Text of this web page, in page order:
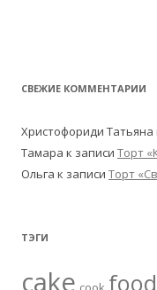
СВЕЖИЕ КОММЕНТАРИИ
Христофориди Татьяна
Тамара к записи Торт
Ольга к записи Торт
ТЭГИ
cake food